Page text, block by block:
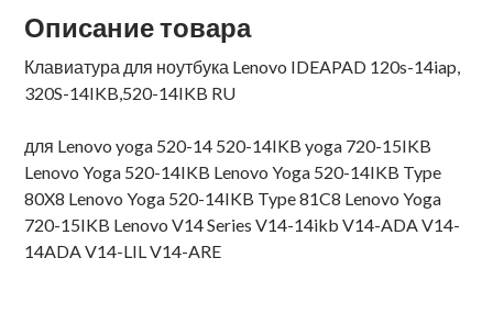
Описание товара
Клавиатура для ноутбука Lenovo IDEAPAD 120s-14iap,
320S-14IKB,520-14IKB RU
для Lenovo yoga 520-14 520-14IKB yoga 720-15IKB
Lenovo Yoga 520-14IKB Lenovo Yoga 520-14IKB Type
80X8 Lenovo Yoga 520-14IKB Type 81C8 Lenovo Yoga
720-15IKB Lenovo V14 Series V14-14ikb V14-ADA V14-
14ADA V14-LIL V14-ARE